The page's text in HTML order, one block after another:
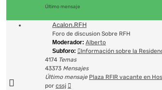
Último mensaje
Acalon.RFH
Foro de discusion Sobre RFH
Moderador: Alberto
Subforo:
Información sobre la
4174 Temas
43373 Mensajes
Último mensaje Plaza RFIR vacante en
por cssj